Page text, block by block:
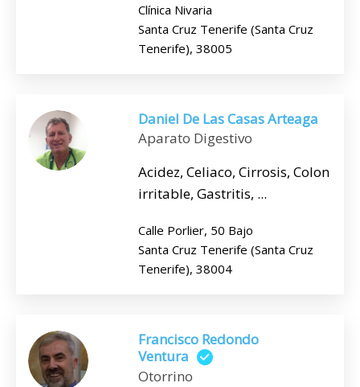
Clínica Nivaria
Santa Cruz Tenerife (Santa Cruz
Tenerife), 38005
Daniel De Las Casas Arteaga
Aparato Digestivo
Acidez, Celiaco, Cirrosis, Colon
irritable, Gastritis, ...
Calle Porlier, 50 Bajo
Santa Cruz Tenerife (Santa Cruz
Tenerife), 38004
Francisco Redondo
Ventura
Otorrino